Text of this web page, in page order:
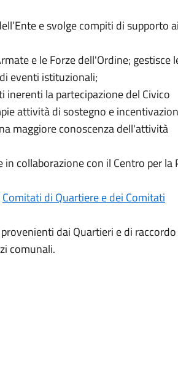
e svolge compiti di supporto ai
e le Forze dell'Ordine; gestisce
eventi istituzionali;
la partecipazione del Civico
attività di sostegno e
maggiore conoscenza dell'attività
collaborazione con il Centro per la
Comitati di Quartiere e dei Comitati
dai Quartieri e di
comunali.